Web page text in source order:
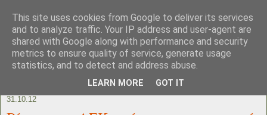
31.10.12
This site uses cookies from Google to deliver its services
and to analyze traffic. Your IP address and user-agent are
shared with Google along with performance and security
metrics to ensure quality of service, generate usage
statistics, and to detect and address abuse.
LEARN MORE GOT IT